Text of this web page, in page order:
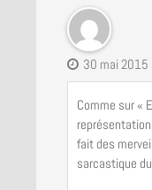
30 mai 2015
Comme sur «
fait des
sarcastique